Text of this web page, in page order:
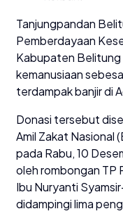
Tanjungpandan
Pemberdayaan
Kabupaten Belitung
kemanusiaan
terdampak banjir di
Donasi tersebut
Amil Zakat Nasional
pada Rabu, 10
oleh rombongan TP
Ibu Nuryanti
didampingi lima